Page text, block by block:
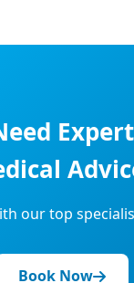
Expert
our top
Book Now